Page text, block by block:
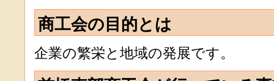
商工会の目的とは
企業の繁栄と地域の発展です。